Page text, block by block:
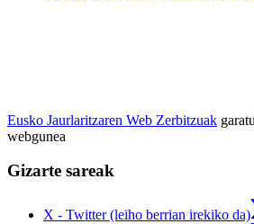
Eusko Jaurlaritzaren Web Zerbitzuak
webgunea
Gizarte sareak
X - Twitter (leiho berrian irekiko da)